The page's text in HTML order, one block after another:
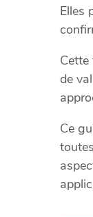
Elles
Cette
de
Ce